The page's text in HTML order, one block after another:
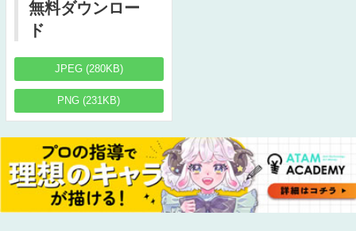
無料ダウンロー
ド
JPEG (280KB)
PNG (231KB)